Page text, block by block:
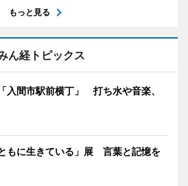
もっと見る
ん経トピックス
入間市駅前横丁」 打ち水や音楽、
もに生きている」展 言葉と記憶を